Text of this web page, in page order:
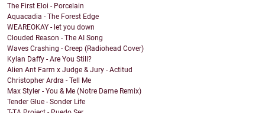
The First Eloi - Porcelain
Aquacadia - The Forest Edge
WEAREOKAY - let you down
Clouded Reason - The AI Song
Waves Crashing - Creep (Radiohead Cover)
Kylan Daffy - Are You Still?
Alien Ant Farm x Judge & Jury - Actitud
Christopher Ardra - Tell Me
Max Styler - You & Me (Notre Dame Remix)
Tender Glue - Sonder Life